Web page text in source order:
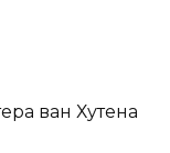
ван Хутена